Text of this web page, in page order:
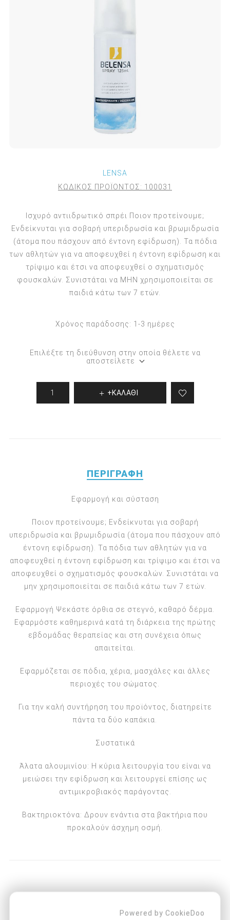
LENSA
ΚΩΔΙΚΟΣ ΠΡΟΪΟΝΤΟΣ: 100031
Ισχυρό αντιιδρωτικό σπρέι Ποιον προτείνουμε;
Ενδείκνυται για σοβαρή υπεριδρωσία και βρωμιδρωσία
(άτομα που πάσχουν από έντονη εφίδρωση). Τα πόδια
των αθλητών για να αποφευχθεί η έντονη εφίδρωση και
τρίψιμο και έτσι να αποφευχθεί ο σχηματισμός
φουσκαλών. Συνιστάται να ΜΗΝ χρησιμοποιείται σε
παιδιά κάτω των 7 ετών.
Χρόνος παράδοσης: 1-3 ημέρες
Επιλέξτε τη διεύθυνση στην οποία θέλετε να
αποστείλετε
+ΚΑΛΑΘΙ
ΠΕΡΙΓΡΑΦΉ
Εφαρμογή και σύσταση
Ποιον προτείνουμε; Ενδείκνυται για σοβαρή
υπεριδρωσία και βρωμιδρωσία (άτομα που πάσχουν από
έντονη εφίδρωση). Τα πόδια των αθλητών για να
αποφευχθεί η έντονη εφίδρωση και τρίψιμο και έτσι να
αποφευχθεί ο σχηματισμός φουσκαλών. Συνιστάται να
μην χρησιμοποιείται σε παιδιά κάτω των 7 ετών.
Εφαρμογή Ψεκάστε όρθια σε στεγνό, καθαρό δέρμα.
Εφαρμόστε καθημερινά κατά τη διάρκεια της πρώτης
εβδομάδας θεραπείας και στη συνέχεια όπως
απαιτείται.
Εφαρμόζεται σε πόδια, χέρια, μασχάλες και άλλες
περιοχές του σώματος.
Για την καλή συντήρηση του προϊόντος, διατηρείτε
πάντα τα δύο καπάκια.
Συστατικά
Άλατα αλουμινίου: Η κύρια λειτουργία του είναι να
μειώσει την εφίδρωση και λειτουργεί επίσης ως
αντιμικροβιακός παράγοντας.
Βακτηριοκτόνα: Δρουν ενάντια στα βακτήρια που
προκαλούν άσχημη οσμή.
ΤΟ ΠΡΟΪΌΝ ΑΓΌΡΑΣΑΝ ΕΠΊΣΗΣ
Powered by CookieDoo